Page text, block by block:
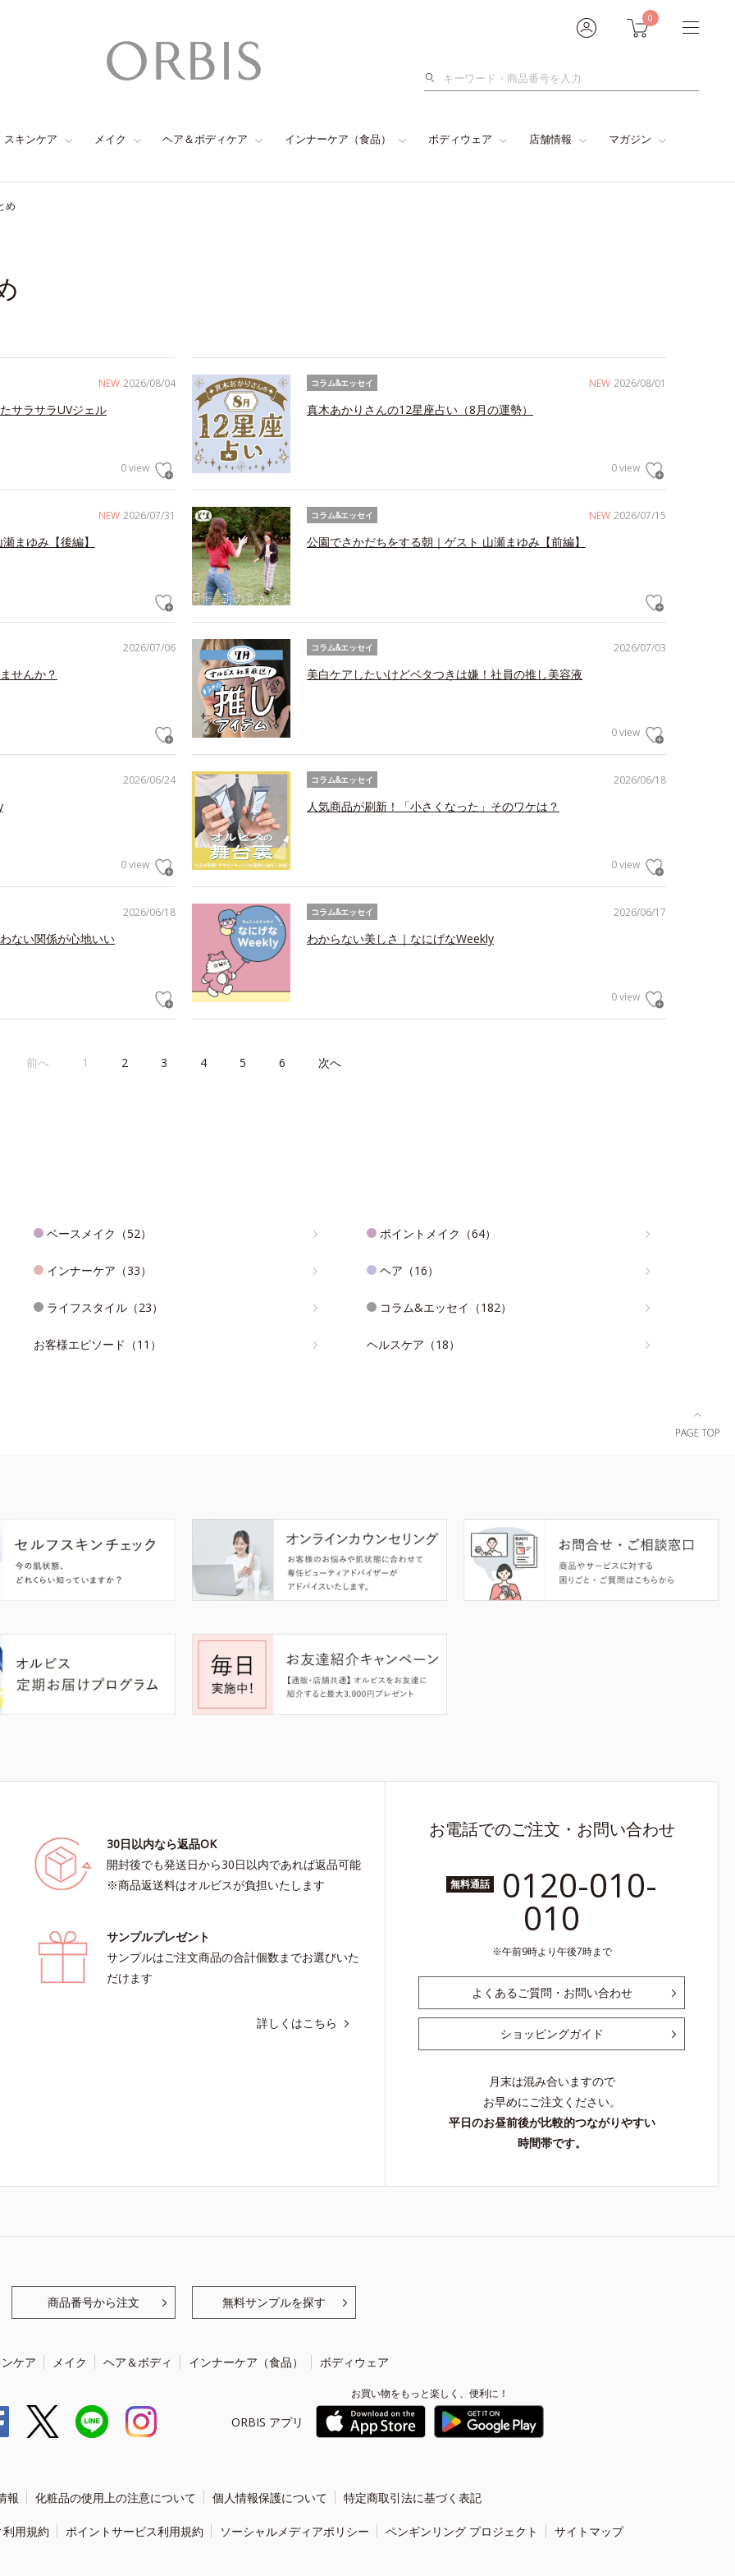
0
検
スキンケア メイク ヘア＆ボディケア インナーケア（食品） ボディウェア 店舗情報 マガジン
め
NEW 2026/08/04
サラサラUVジェル
0 view
NEW 2026/08/01
コラム&エッセイ
真木あかりさんの12星座占い（8月の運勢）
0 view
NEW 2026/07/31
まゆみ【後編】
NEW 2026/07/15
コラム&エッセイ
公園でさかだちをする朝｜ゲスト 山瀬まゆみ【前編】
2026/07/06
せんか？
2026/07/03
コラム&エッセイ
美白ケアしたいけどベタつきは嫌！社員の推し美容液
0 view
2026/06/24
0 view
2026/06/18
コラム&エッセイ
人気商品が刷新！「小さくなった」そのワケは？
0 view
2026/06/18
ない関係が心地いい
2026/06/17
コラム&エッセイ
わからない美しさ｜なにげなWeekly
0 view
前へ 1 2 3 4 5 6 次へ
ベースメイク（52） ポイントメイク（64）
インナーケア（33） ヘア（16）
ライフスタイル（23） コラム&エッセイ（182）
お客様エピソード（11） ヘルスケア（18）
30日以内なら返品OK
開封後でも発送日から30日以内であれば返品可能
※商品返送料はオルビスが負担いたします
サンプルプレゼント
サンプルはご注文商品の合計個数までお選びいた
だけます
詳しくはこちら
お電話でのご注文・お問い合わせ
無料通話 0120-010-
010
午前9時より午後7時まで
よくあるご質問・お問い合わせ
ショッピングガイド
月末は混み合いますので
お早めにご注文ください。
平日のお昼前後が比較的つながりやすい
時間帯です。
商品番号から注文 無料サンプルを探す
ケア メイク ヘア＆ボディ インナーケア（食品） ボディウェア
ORBIS アプリ
お買い物をもっと楽しく、便利に！
報 化粧品の使用上の注意について 個人情報保護について 特定商取引法に基づく表記
用規約 ポイントサービス利用規約 ソーシャルメディアポリシー ペンギンリング プロジェクト サイトマップ